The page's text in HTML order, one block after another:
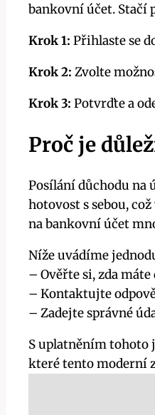
bankovní účet. Stačí
Krok 1: Přihlaste se
Krok 2: Zvolte
Krok 3: Potvrďte a
Proč je
Posílání důchodu na
hotovost s sebou,
na bankovní účet
Níže uvádíme
– Ověřte si, zda
– Kontaktujte
– Zadejte správné
S uplatněním tohoto
které tento moderní